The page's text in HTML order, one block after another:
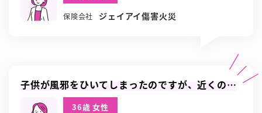
保険会社 ジェイアイ傷害火災
子供が風邪をひいてしまったのですが、近くの病
院を教えてくださり親身に対応いただけました
36歳 女性